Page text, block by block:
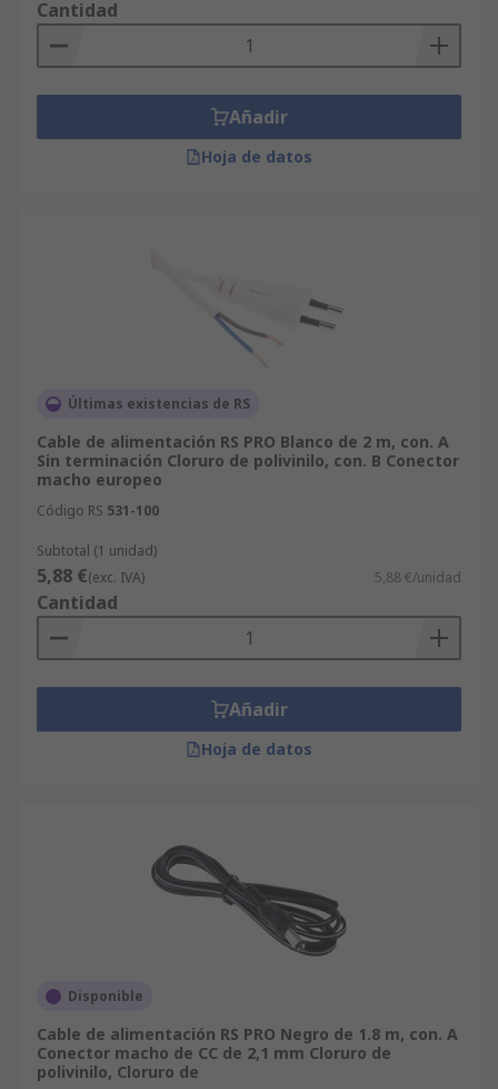
Cantidad
Añadir
Hoja de datos
Últimas existencias de RS
Cable de alimentación RS PRO Blanco de 2 m, con. A
Sin terminación Cloruro de polivinilo, con. B Conector
macho europeo
Código RS 531-100
Subtotal (1 unidad)
5,88 €(exc. IVA) 5,88 €/unidad
Cantidad
Añadir
Hoja de datos
Disponible
Cable de alimentación RS PRO Negro de 1.8 m, con. A
Conector macho de CC de 2,1 mm Cloruro de
polivinilo, Cloruro de